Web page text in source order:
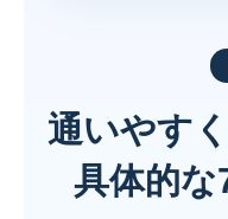
通いやす
具体的な